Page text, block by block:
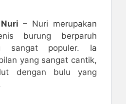
– Nuri merupakan
burung berparuh
sangat populer. Ia
yang sangat cantik,
dengan bulu yang